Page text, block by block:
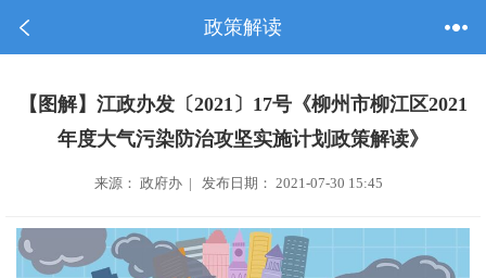
政策解读
【图解】江政办发〔2021〕17号《柳州市柳江区2021
年度大气污染防治攻坚实施计划政策解读》
来源： 政府办 | 发布日期： 2021-07-30 15:45